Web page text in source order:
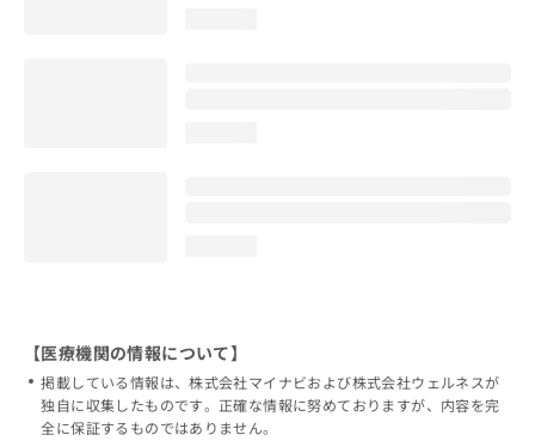
【医療機関の情報について】
掲載している情報は、株式会社マイナビおよび株式会社ウェルネスが
独自に収集したものです。正確な情報に努めておりますが、内容を完
全に保証するものではありません。